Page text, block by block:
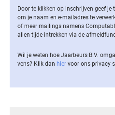
Door te klikken op inschrijven geef
om je naam en e-mailadres te
of meer mailings namens
allen tijde intrekken via de
Wil je weten hoe Jaarbeurs B.V.
vens? Klik dan hier voor ons privacy